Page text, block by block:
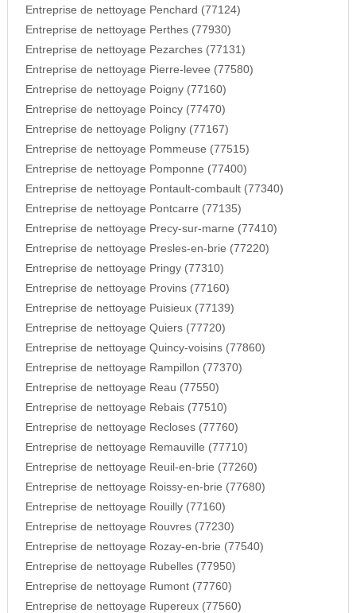
Entreprise de nettoyage Penchard (77124)
Entreprise de nettoyage Perthes (77930)
Entreprise de nettoyage Pezarches (77131)
Entreprise de nettoyage Pierre-levee (77580)
Entreprise de nettoyage Poigny (77160)
Entreprise de nettoyage Poincy (77470)
Entreprise de nettoyage Poligny (77167)
Entreprise de nettoyage Pommeuse (77515)
Entreprise de nettoyage Pomponne (77400)
Entreprise de nettoyage Pontault-combault (77340)
Entreprise de nettoyage Pontcarre (77135)
Entreprise de nettoyage Precy-sur-marne (77410)
Entreprise de nettoyage Presles-en-brie (77220)
Entreprise de nettoyage Pringy (77310)
Entreprise de nettoyage Provins (77160)
Entreprise de nettoyage Puisieux (77139)
Entreprise de nettoyage Quiers (77720)
Entreprise de nettoyage Quincy-voisins (77860)
Entreprise de nettoyage Rampillon (77370)
Entreprise de nettoyage Reau (77550)
Entreprise de nettoyage Rebais (77510)
Entreprise de nettoyage Recloses (77760)
Entreprise de nettoyage Remauville (77710)
Entreprise de nettoyage Reuil-en-brie (77260)
Entreprise de nettoyage Roissy-en-brie (77680)
Entreprise de nettoyage Rouilly (77160)
Entreprise de nettoyage Rouvres (77230)
Entreprise de nettoyage Rozay-en-brie (77540)
Entreprise de nettoyage Rubelles (77950)
Entreprise de nettoyage Rumont (77760)
Entreprise de nettoyage Rupereux (77560)